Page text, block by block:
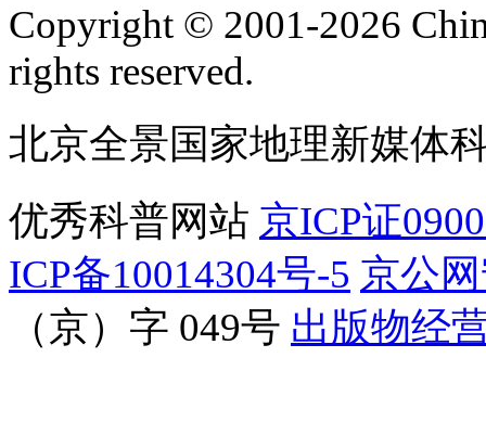
Copyright © 2001-2026
rights reserved.
北京全景国家地理新媒体
优秀科普网站 京ICP证
ICP备10014304号-5 京公
（京）字 049号 出版物经